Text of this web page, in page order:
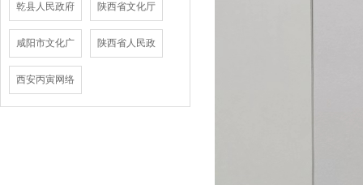
乾县人民政府 陕西省文化厅
咸阳市文化广 陕西省人民政
西安丙寅网络